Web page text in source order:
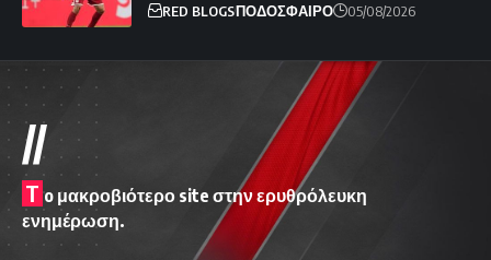
RED BLOGSΠΟΔΟΣΦΑΙΡΟ 05/08/2026
//
T o μακροβιότερο site στην ερυθρόλευκη
ενημέρωση.